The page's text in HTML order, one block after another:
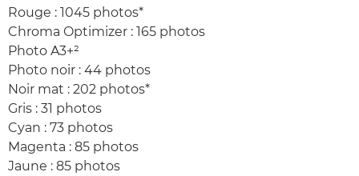
Rouge : 1045 photos*
Chroma Optimizer : 165 photos
Photo A3+²
Photo noir : 44 photos
Noir mat : 202 photos*
Gris : 31 photos
Cyan : 73 photos
Magenta : 85 photos
Jaune : 85 photos